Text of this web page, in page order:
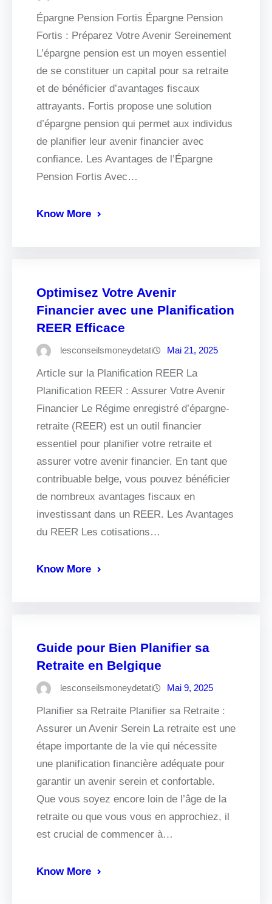
Épargne Pension Fortis Épargne Pension
Fortis : Préparez Votre Avenir Sereinement
L’épargne pension est un moyen essentiel
de se constituer un capital pour sa retraite
et de bénéficier d’avantages fiscaux
attrayants. Fortis propose une solution
d’épargne pension qui permet aux individus
de planifier leur avenir financier avec
confiance. Les Avantages de l’Épargne
Pension Fortis Avec…
Know More
Optimisez Votre Avenir
Financier avec une Planification
REER Efficace
lesconseilsmoneydetati Mai 21, 2025
Article sur la Planification REER La
Planification REER : Assurer Votre Avenir
Financier Le Régime enregistré d’épargne-
retraite (REER) est un outil financier
essentiel pour planifier votre retraite et
assurer votre avenir financier. En tant que
contribuable belge, vous pouvez bénéficier
de nombreux avantages fiscaux en
investissant dans un REER. Les Avantages
du REER Les cotisations…
Know More
Guide pour Bien Planifier sa
Retraite en Belgique
lesconseilsmoneydetati Mai 9, 2025
Planifier sa Retraite Planifier sa Retraite :
Assurer un Avenir Serein La retraite est une
étape importante de la vie qui nécessite
une planification financière adéquate pour
garantir un avenir serein et confortable.
Que vous soyez encore loin de l’âge de la
retraite ou que vous vous en approchiez, il
est crucial de commencer à…
Know More